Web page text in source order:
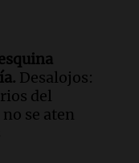
la
y digital
Desalojos:
del
se aten